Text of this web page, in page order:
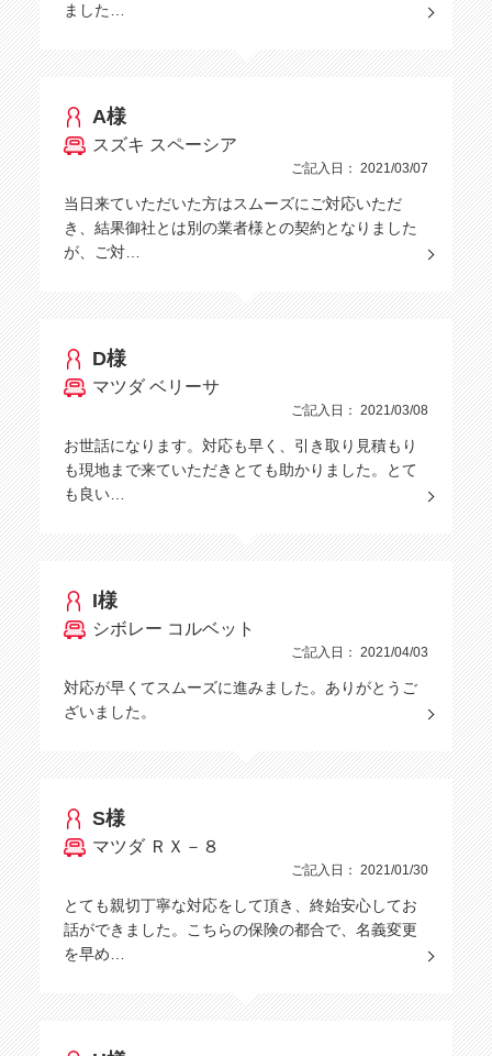
ました…
A様
スズキ スペーシア
ご記入日： 2021/03/07
当日来ていただいた方はスムーズにご対応いただ
き、結果御社とは別の業者様との契約となりました
が、ご対…
D様
マツダ ベリーサ
ご記入日： 2021/03/08
お世話になります。対応も早く、引き取り見積もり
も現地まで来ていただきとても助かりました。とて
も良い…
I様
シボレー コルベット
ご記入日： 2021/04/03
対応が早くてスムーズに進みました。ありがとうご
ざいました。
S様
マツダ ＲＸ－８
ご記入日： 2021/01/30
とても親切丁寧な対応をして頂き、終始安心してお
話ができました。こちらの保険の都合で、名義変更
を早め…